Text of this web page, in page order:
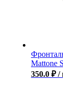
Mattone
350.0 ₽ /